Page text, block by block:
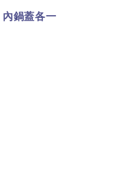
內鍋蓋各一